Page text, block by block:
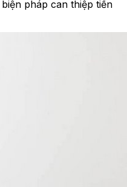
pháp can thiệp tiền